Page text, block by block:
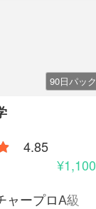
チーフ
90日パック
4.85
¥1,100
ャープロA級